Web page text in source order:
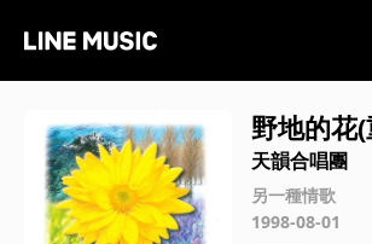
野地的花
天韻合唱團
另一種情歌
1998-08-01